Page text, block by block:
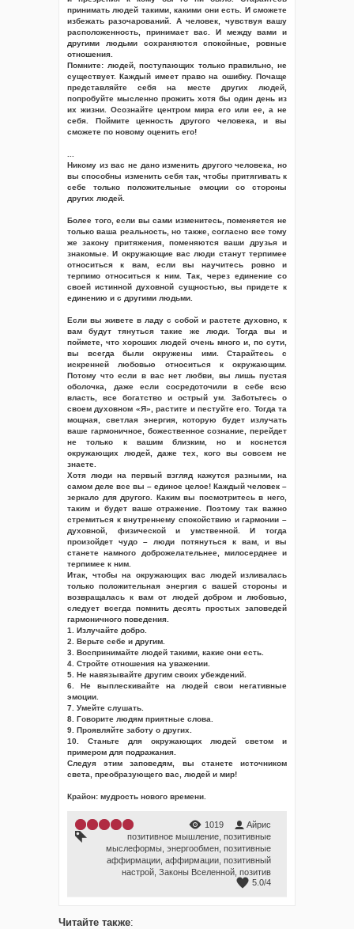
принимать людей такими, какими они есть. И сможете
избежать разочарований. А человек, чувствуя вашу
расположенность, принимает вас. И между вами и
другими людьми сохраняются спокойные, ровные
отношения.
Помните: людей, поступающих только правильно, не
существует. Каждый имеет право на ошибку. Почаще
представляйте себя на месте других людей,
попробуйте мысленно прожить хотя бы один день из
их жизни. Осознайте центром мира его или ее, а не
себя. Поймите ценность другого человека, и вы
сможете по новому оценить его!
Никому из вас не дано изменить другого человека, но
вы способны изменить себя так, чтобы притягивать к
себе только положительные эмоции со стороны
других людей.
Более того, если вы сами изменитесь, поменяется не
только ваша реальность, но также, согласно все тому
же закону притяжения, поменяются ваши друзья и
знакомые. И окружающие вас люди станут терпимее
относиться к вам, если вы научитесь ровно и
терпимо относиться к ним. Так, через единение со
своей истинной духовной сущностью, вы придете к
единению и с другими людьми.
Если вы живете в ладу с собой и растете духовно, к
вам будут тянуться такие же люди. Тогда вы и
поймете, что хороших людей очень много и, по сути,
вы всегда были окружены ими. Старайтесь с
искренней любовью относиться к окружающим.
Потому что если в вас нет любви, вы лишь пустая
оболочка, даже если сосредоточили в себе всю
власть, все богатство и острый ум. Заботьтесь о
своем духовном «Я», растите и пестуйте его. Тогда та
мощная, светлая энергия, которую будет излучать
ваше гармоничное, божественное сознание, перейдет
не только к вашим близким, но и коснется
окружающих людей, даже тех, кого вы совсем не
знаете.
Хотя люди на первый взгляд кажутся разными, на
самом деле все вы – единое целое! Каждый человек –
зеркало для другого. Каким вы посмотритесь в него,
таким и будет ваше отражение. Поэтому так важно
стремиться к внутреннему спокойствию и гармонии –
духовной, физической и умственной. И тогда
произойдет чудо – люди потянуться к вам, и вы
станете намного доброжелательнее, милосерднее и
терпимее к ним.
Итак, чтобы на окружающих вас людей изливалась
только положительная энергия с вашей стороны и
возвращалась к вам от людей добром и любовью,
следует всегда помнить десять простых заповедей
гармоничного поведения.
1. Излучайте добро.
2. Верьте себе и другим.
3. Воспринимайте людей такими, какие они есть.
4. Стройте отношения на уважении.
5. Не навязывайте другим своих убеждений.
6. Не выплескивайте на людей свои негативные
эмоции.
7. Умейте слушать.
8. Говорите людям приятные слова.
9. Проявляйте заботу о других.
10. Станьте для окружающих людей светом и
примером для подражания.
Следуя этим заповедям, вы станете источником
света, преобразующего вас, людей и мир!
Крайон: мудрость нового времени.
1019
Айрис
позитивное мышление позитивные
мыслеформы энергообмен позитивные
аффирмации аффирмации позитивный
настрой Законы Вселенной позитив
5.0/4
Читайте также: